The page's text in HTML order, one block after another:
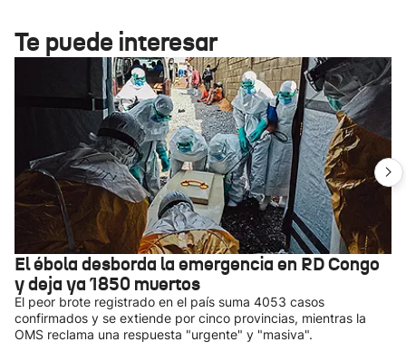
Te puede interesar
El ébola desborda la emergencia en RD Congo
y deja ya 1850 muertos
El peor brote registrado en el país suma 4053 casos
confirmados y se extiende por cinco provincias, mientras la
OMS reclama una respuesta "urgente" y "masiva".